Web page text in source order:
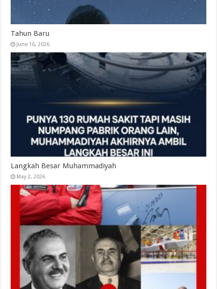
Tahun Baru
June 16, 2026
Langkah Besar Muhammadiyah
May 2, 2026